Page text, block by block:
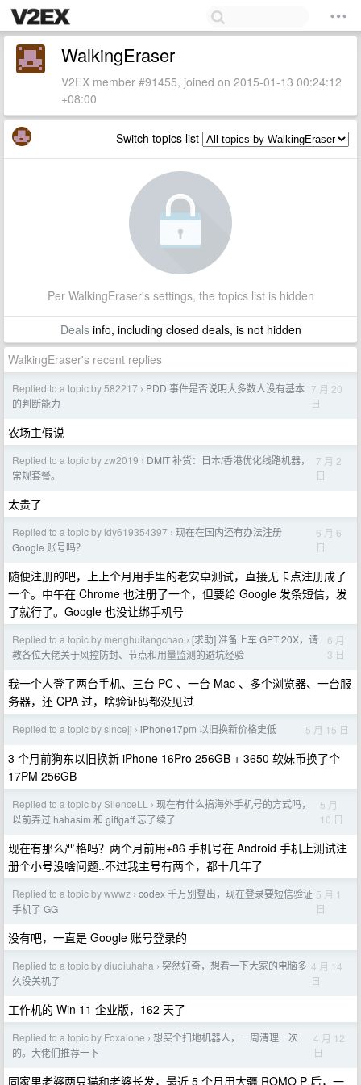
WalkingEraser
V2EX member #91455, joined on 2015-01-13 00:24:12
+08:00
Switch topics list
Per WalkingEraser's settings, the topics list is hidden
Dealsinfo, including closed deals, is not hidden
WalkingEraser's recent replies
Replied to a topic by 582217 › PDD 事件是否说明大多数人没有基本
的判断能力
7 月 20
日
农场主假说
Replied to a topic by zw2019 › DMIT 补货：日本/香港优化线路机器，
常规套餐。
7 月 2
日
太贵了
Replied to a topic by ldy619354397 › 现在在国内还有办法注册
Google 账号吗？
6 月 6
日
随便注册的吧，上上个月用手里的老安卓测试，直接无卡点注册成了
一个。中午在 Chrome 也注册了一个，但要给 Google 发条短信，发
了就行了。Google 也没让绑手机号
Replied to a topic by menghuitangchao › [求助] 准备上车 GPT 20X，请
教各位大佬关于风控防封、节点和用量监测的避坑经验
6 月
3 日
我一个人登了两台手机、三台 PC 、一台 Mac 、多个浏览器、一台服
务器，还 CPA 过，啥验证码都没见过
Replied to a topic by sincejj › iPhone17pm 以旧换新价格史低 5 月 15 日
3 个月前狗东以旧换新 iPhone 16Pro 256GB + 3650 软妹币换了个
17PM 256GB
Replied to a topic by SilenceLL › 现在有什么搞海外手机号的方式吗，
以前弄过 hahasim 和 giffgaff 忘了续了
5 月
10 日
现在有那么严格吗？两个月前用+86 手机号在 Android 手机上测试注
册个小号没啥问题..不过我主号有两个，都十几年了
Replied to a topic by wwwz › codex 千万别登出，现在登录要短信验证
手机了 GG
5 月 1
日
没有吧，一直是 Google 账号登录的
Replied to a topic by diudiuhaha › 突然好奇，想看一下大家的电脑多
久没关机了
4 月 14
日
工作机的 Win 11 企业版，162 天了
Replied to a topic by Foxalone › 想买个扫地机器人，一周清理一次
的。大佬们推荐一下
4 月 12
日
同家里老婆两只猫和老婆长发，最近 5 个月用大疆 ROMO P 后，一